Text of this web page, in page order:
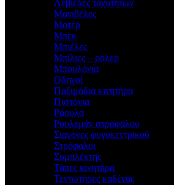
Λεβιέδες ταχυτήτων
Μανιβέλες
Μοτέρ
Μπεκ
Μπιέλες
Μπίλιες – ρόλερ
Μπουλόνια
Οδηγοί
Παξιμάδια κινητήρα
Πιστόνια
Ράουλα
Ρουλεμάν στροφάλου
Σιαγόνες φυγοκεντρικού
Στρόφαλοι
Συμπλέκτης
Τάπες κινητήρα
Τεντωτήρες καδένας